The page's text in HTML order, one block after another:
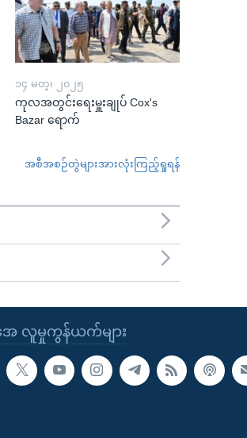
၁၄ မတ္၊ ၂၀၂၅
ကုလအတွင်းရေးမှူးချုပ် Cox's
Bazar ရောက်
အစီအစဉ်တွဲများအားလုံးကြည့်ရှုရန်
လူမှုကွန်ယက်များ